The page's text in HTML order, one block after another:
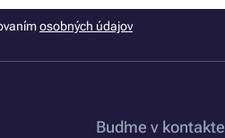
osobných údajov
Buďme v kontakte